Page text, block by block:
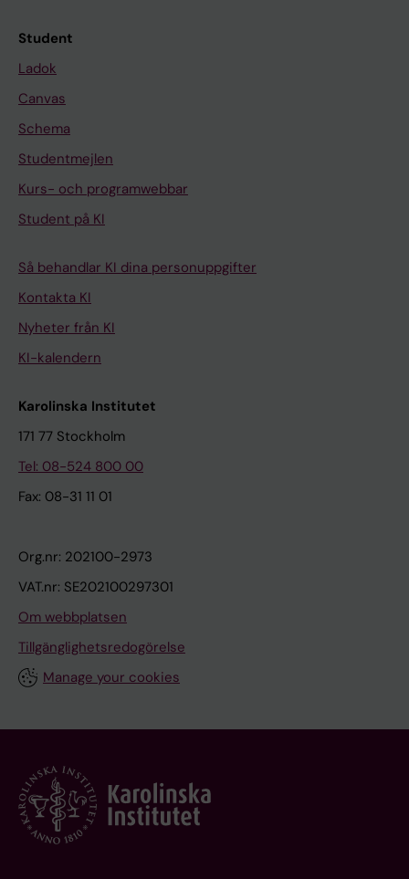
Student
Ladok
Canvas
Schema
Studentmejlen
Kurs- och programwebbar
Student på KI
Så behandlar KI dina personuppgifter
Kontakta KI
Nyheter från KI
KI-kalendern
Karolinska Institutet
171 77 Stockholm
Tel: 08-524 800 00
Fax: 08-31 11 01
Org.nr: 202100-2973
VAT.nr: SE202100297301
Om webbplatsen
Tillgänglighetsredogörelse
Manage your cookies